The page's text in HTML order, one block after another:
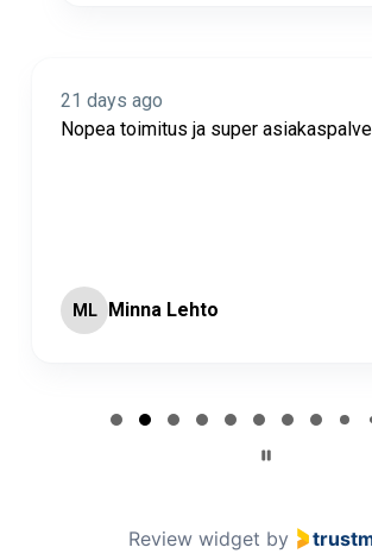
21 days ago
Nopea toimitus ja super
ML Minna Lehto
Review widget by